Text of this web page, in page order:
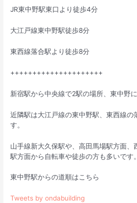
JR東中野駅東口より徒歩4分
大江戸線東中野駅徒歩8分
東西線落合駅より徒歩8分
+++++++++++++++++++++
新宿駅から中央線で2駅の場所、東中野に
近隣駅は大江戸線の東中野駅、東西線の
す。
山手線新大久保駅や、高田馬場駅方面、
駅方面から自転車や徒歩の方も多いです。
東中野駅からの道順はこちら
Tweets by ondabuilding